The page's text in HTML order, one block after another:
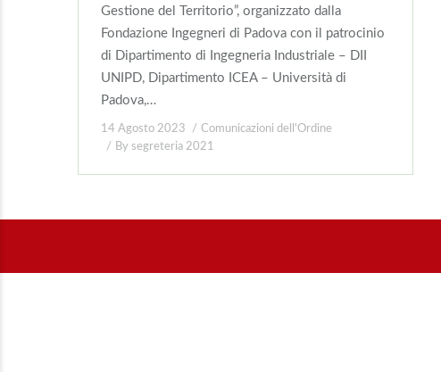
Gestione del Territorio”, organizzato dalla
Fondazione Ingegneri di Padova con il patrocinio
di Dipartimento di Ingegneria Industriale – DII
UNIPD, Dipartimento ICEA – Università di
Padova,…
14 Agosto 2023
Comunicazioni dell'Ordine
By segreteria 2021